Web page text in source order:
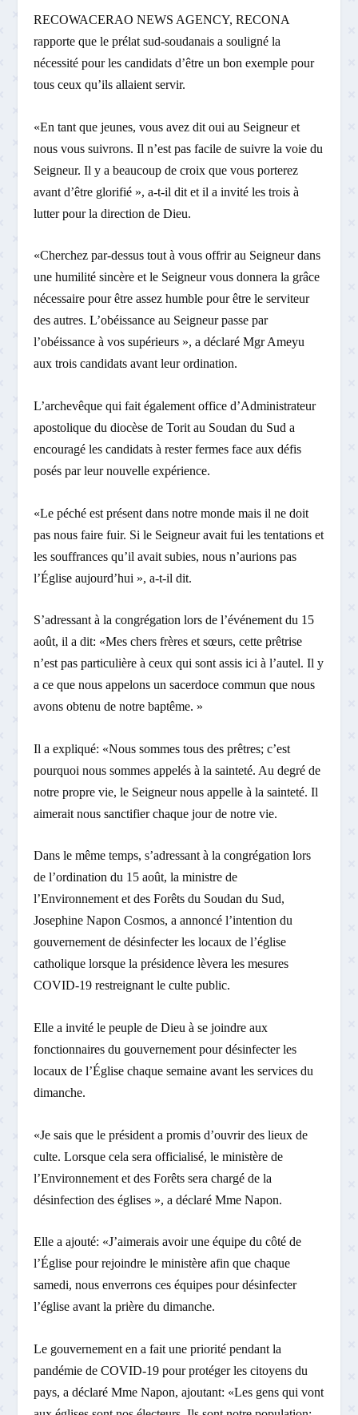
RECOWACERAO NEWS AGENCY, RECONA
rapporte que le prélat sud-soudanais a souligné la
nécessité pour les candidats d’être un bon exemple pour
tous ceux qu’ils allaient servir.
«En tant que jeunes, vous avez dit oui au Seigneur et
nous vous suivrons. Il n’est pas facile de suivre la voie du
Seigneur. Il y a beaucoup de croix que vous porterez
avant d’être glorifié », a-t-il dit et il a invité les trois à
lutter pour la direction de Dieu.
«Cherchez par-dessus tout à vous offrir au Seigneur dans
une humilité sincère et le Seigneur vous donnera la grâce
nécessaire pour être assez humble pour être le serviteur
des autres. L’obéissance au Seigneur passe par
l’obéissance à vos supérieurs », a déclaré Mgr Ameyu
aux trois candidats avant leur ordination.
L’archevêque qui fait également office d’Administrateur
apostolique du diocèse de Torit au Soudan du Sud a
encouragé les candidats à rester fermes face aux défis
posés par leur nouvelle expérience.
«Le péché est présent dans notre monde mais il ne doit
pas nous faire fuir. Si le Seigneur avait fui les tentations et
les souffrances qu’il avait subies, nous n’aurions pas
l’Église aujourd’hui », a-t-il dit.
S’adressant à la congrégation lors de l’événement du 15
août, il a dit: «Mes chers frères et sœurs, cette prêtrise
n’est pas particulière à ceux qui sont assis ici à l’autel. Il y
a ce que nous appelons un sacerdoce commun que nous
avons obtenu de notre baptême. »
Il a expliqué: «Nous sommes tous des prêtres; c’est
pourquoi nous sommes appelés à la sainteté. Au degré de
notre propre vie, le Seigneur nous appelle à la sainteté. Il
aimerait nous sanctifier chaque jour de notre vie.
Dans le même temps, s’adressant à la congrégation lors
de l’ordination du 15 août, la ministre de
l’Environnement et des Forêts du Soudan du Sud,
Josephine Napon Cosmos, a annoncé l’intention du
gouvernement de désinfecter les locaux de l’église
catholique lorsque la présidence lèvera les mesures
COVID-19 restreignant le culte public.
Elle a invité le peuple de Dieu à se joindre aux
fonctionnaires du gouvernement pour désinfecter les
locaux de l’Église chaque semaine avant les services du
dimanche.
«Je sais que le président a promis d’ouvrir des lieux de
culte. Lorsque cela sera officialisé, le ministère de
l’Environnement et des Forêts sera chargé de la
désinfection des églises », a déclaré Mme Napon.
Elle a ajouté: «J’aimerais avoir une équipe du côté de
l’Église pour rejoindre le ministère afin que chaque
samedi, nous enverrons ces équipes pour désinfecter
l’église avant la prière du dimanche.
Le gouvernement en a fait une priorité pendant la
pandémie de COVID-19 pour protéger les citoyens du
pays, a déclaré Mme Napon, ajoutant: «Les gens qui vont